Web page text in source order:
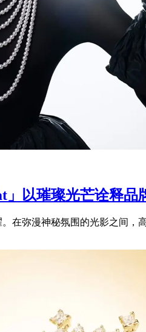
以璀璨光芒诠释品
在弥漫神秘氛围的光影之间，